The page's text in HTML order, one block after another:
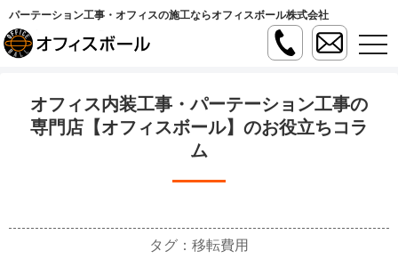
パーテーション工事・オフィスの施工ならオフィスボール株式会社
t
o
o
オフィス内装工事・パーテーション工事の
専門店【オフィスボール】のお役立ちコラ
ム
タグ：移転費用